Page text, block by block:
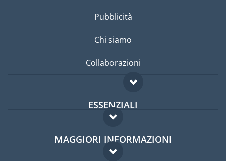
Pubblicità
Chi siamo
Collaborazioni
ESSENZIALI
Forum per expat
Guida per expat
MAGGIORI INFORMAZIONI
Domande frequenti